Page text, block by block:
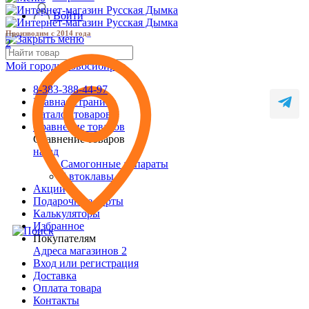
Войти
Производим с 2014 года
2
Мой город:Новосибирск
8-383-388-44-97
Главная страница
Каталог товаров
Сравнение товаров
Сравнение товаров
назад
Самогонные аппараты
Автоклавы
Акции
Подарочные карты
Калькуляторы
Избранное
Покупателям
Адреса магазинов 2
Вход или регистрация
Доставка
Оплата товара
Контакты